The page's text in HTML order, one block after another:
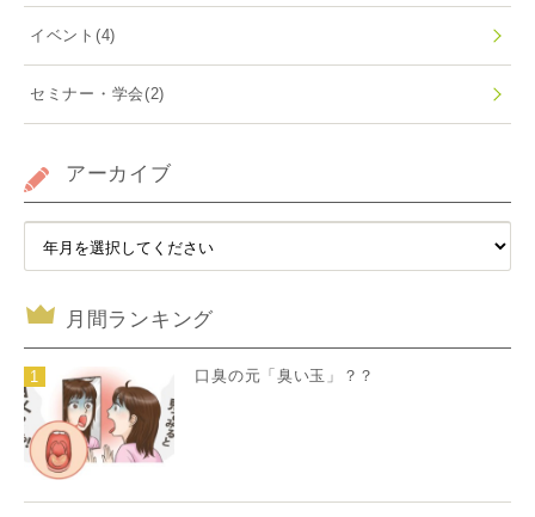
イベント (4)
セミナー・学会(2)
アーカイブ
月間ランキング
1 口臭の元「臭い玉」？？